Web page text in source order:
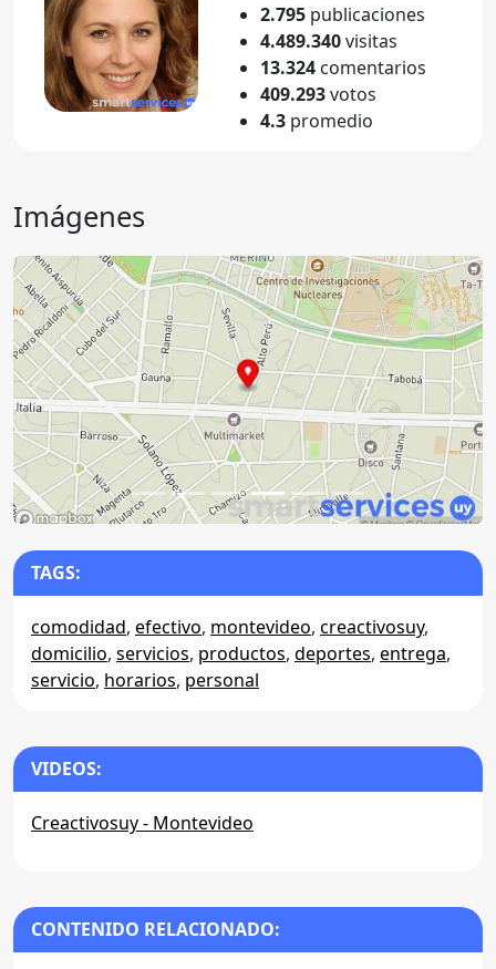
2.795 publicaciones
4.489.340visitas
13.324 comentarios
409.293votos
4.3 promedio
Imágenes
Anterior
TAGS:
comodidad, efectivo, montevideo, creactivosuy,
domicilio, servicios, productos, deportes, entrega,
servicio, horarios, personal
VIDEOS:
Creactivosuy - Montevideo
CONTENIDO RELACIONADO: